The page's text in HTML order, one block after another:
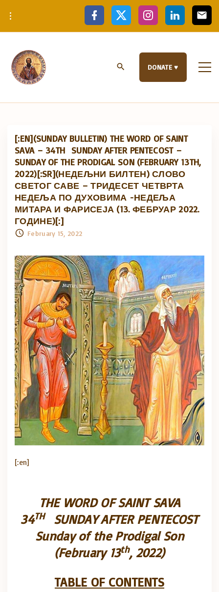
i
f
c
e
x i
s
t
r
m
l
n
k
i
e
a
i
DONATE ♥
[:EN](SUNDAY BULLETIN) THE WORD OF SAINT
SAVA – 34TH SUNDAY AFTER PENTECOST –
SUNDAY OF THE PRODIGAL SON (FEBRUARY 13TH,
2022)[:SR](НЕДЕЉНИ БИЛТЕН) СЛОВО
СВЕТОГ САВЕ – ТРИДЕСЕТ ЧЕТВРТА
НЕДЕЉА ПО ДУХОВИМА -НЕДЕЉА
МИТАРА И ФАРИСЕЈА (13. ФЕБРУАР 2022.
ГОДИНЕ)[:]
February 15, 2022
[:en]
THE WORD OF SAINT SAVA
34THSUNDAY AFTER PENTECOST
Sunday of the Prodigal Son
(February 13th, 2022)
TABLE OF CONTENTS